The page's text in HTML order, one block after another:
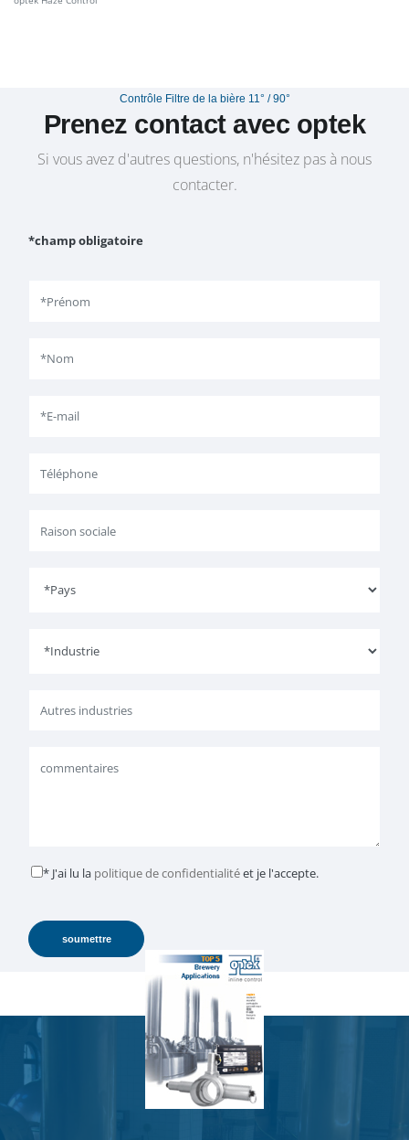
Contrôle Filtre de la bière 11° / 90°
Prenez contact avec optek
Si vous avez d'autres questions, n'hésitez pas à nous
contacter.
*champ obligatoire
* J'ai lu la politique de confidentialitéet je l'accepte.